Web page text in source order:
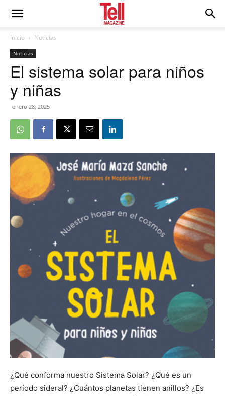
Inicio Noticias
Noticias
El sistema solar para niños
y niñas
enero 28, 2025
¿Qué conforma nuestro Sistema Solar? ¿Qué es un
período sideral? ¿Cuántos planetas tienen anillos? ¿Es